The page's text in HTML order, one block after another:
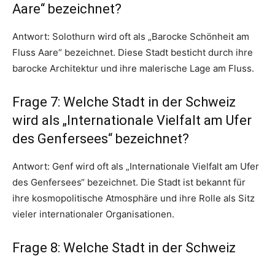
Aare“ bezeichnet?
Antwort: Solothurn wird oft als „Barocke Schönheit am
Fluss Aare“ bezeichnet. Diese Stadt besticht durch ihre
barocke Architektur und ihre malerische Lage am Fluss.
Frage 7: Welche Stadt in der Schweiz
wird als „Internationale Vielfalt am Ufer
des Genfersees“ bezeichnet?
Antwort: Genf wird oft als „Internationale Vielfalt am Ufer
des Genfersees“ bezeichnet. Die Stadt ist bekannt für
ihre kosmopolitische Atmosphäre und ihre Rolle als Sitz
vieler internationaler Organisationen.
Frage 8: Welche Stadt in der Schweiz